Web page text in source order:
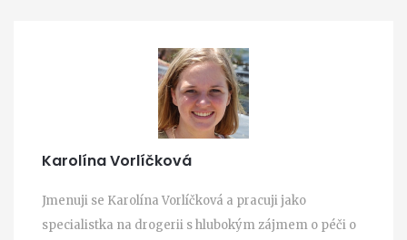
Karolína Vorlíčková
Jmenuji se Karolína Vorlíčková a pracuji jako
specialistka na drogerii s hlubokým zájmem o péči o